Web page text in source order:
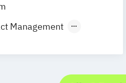
Management